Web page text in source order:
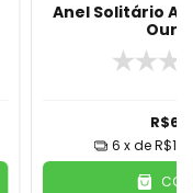
Anel Solitário
Ouro
6 x de